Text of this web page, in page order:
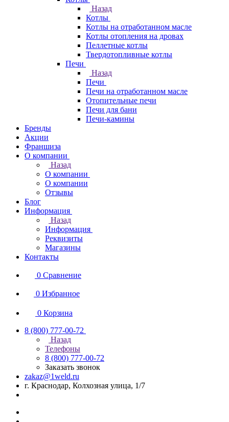
Назад
Котлы
Котлы на отработанном масле
Котлы отопления на дровах
Пеллетные котлы
Твердотопливные котлы
Печи
Назад
Печи
Печи на отработанном масле
Отопительные печи
Печи для бани
Печи-камины
Бренды
Акции
Франшиза
О компании
Назад
О компании
О компании
Отзывы
Блог
Информация
Назад
Информация
Реквизиты
Магазины
Контакты
0 Сравнение
0 Избранное
0 Корзина
8 (800) 777-00-72
Назад
Телефоны
8 (800) 777-00-72
Заказать звонок
zakaz@1weld.ru
г. Краснодар, Колхозная улица, 1/7